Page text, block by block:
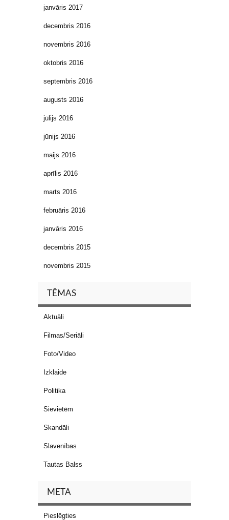
janvāris 2017
decembris 2016
novembris 2016
oktobris 2016
septembris 2016
augusts 2016
jūlijs 2016
jūnijs 2016
maijs 2016
aprīlis 2016
marts 2016
februāris 2016
janvāris 2016
decembris 2015
novembris 2015
TĒMAS
Aktuāli
Filmas/Seriāli
Foto/Video
Izklaide
Politika
Sievietēm
Skandāli
Slavenības
Tautas Balss
META
Pieslēgties